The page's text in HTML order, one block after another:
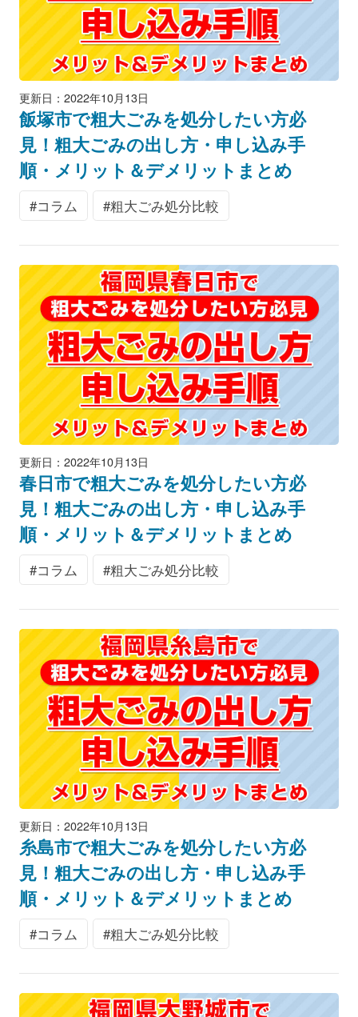
更新日：2022年10月13日
飯塚市で粗大ごみを処分したい方必
見！粗大ごみの出し方・申し込み手
順・メリット＆デメリットまとめ
コラム 粗大ごみ処分比較
更新日：2022年10月13日
春日市で粗大ごみを処分したい方必
見！粗大ごみの出し方・申し込み手
順・メリット＆デメリットまとめ
コラム 粗大ごみ処分比較
更新日：2022年10月13日
糸島市で粗大ごみを処分したい方必
見！粗大ごみの出し方・申し込み手
順・メリット＆デメリットまとめ
コラム 粗大ごみ処分比較